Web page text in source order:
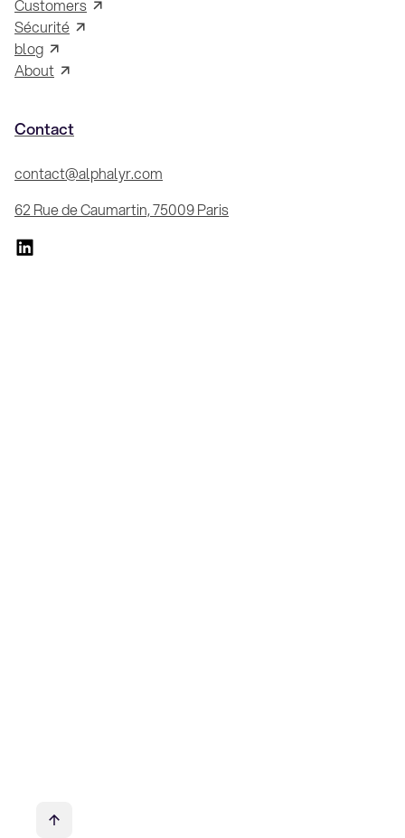
Customers
Sécurité
blog
About
Contact
contact@alphalyr.com
62 Rue de Caumartin, 75009 Paris